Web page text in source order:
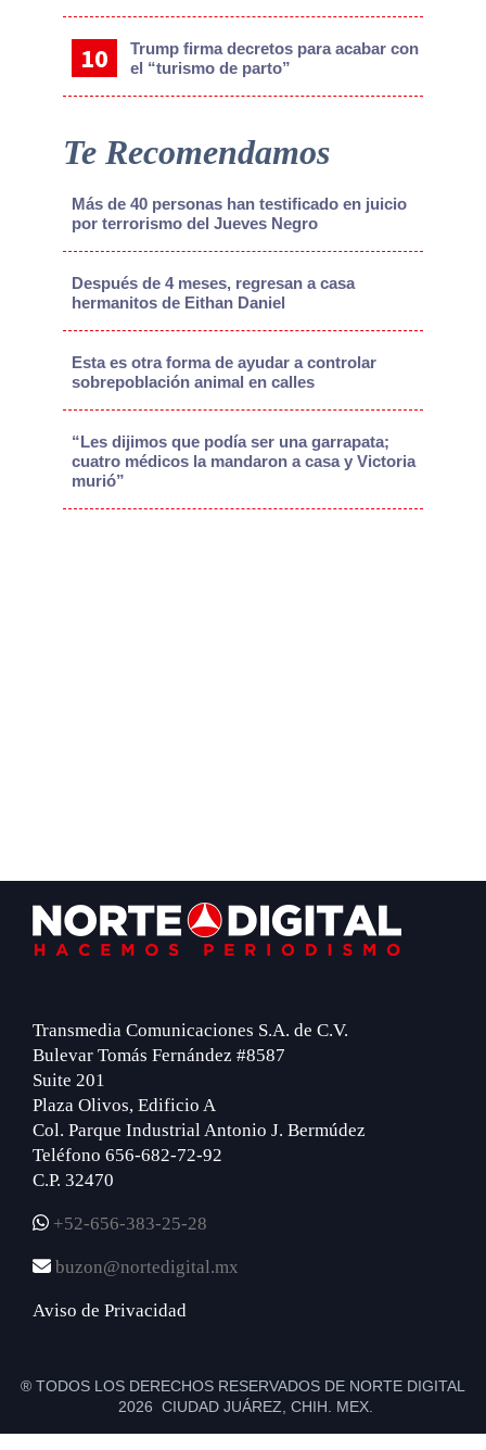
Trump firma decretos para acabar con
el “turismo de parto”
Te Recomendamos
Más de 40 personas han testificado en juicio
por terrorismo del Jueves Negro
Después de 4 meses, regresan a casa
hermanitos de Eithan Daniel
Esta es otra forma de ayudar a controlar
sobrepoblación animal en calles
“Les dijimos que podía ser una garrapata;
cuatro médicos la mandaron a casa y Victoria
murió”
Footer
Transmedia Comunicaciones S.A. de C.V.
Bulevar Tomás Fernández #8587
Suite 201
Plaza Olivos, Edificio A
Col. Parque Industrial Antonio J. Bermúdez
Teléfono 656-682-72-92
C.P. 32470
+52-656-383-25-28
buzon@nortedigital.mx
Aviso de Privacidad
® TODOS LOS DERECHOS RESERVADOS DE NORTE DIGITAL
2026 CIUDAD JUÁREZ, CHIH. MEX.